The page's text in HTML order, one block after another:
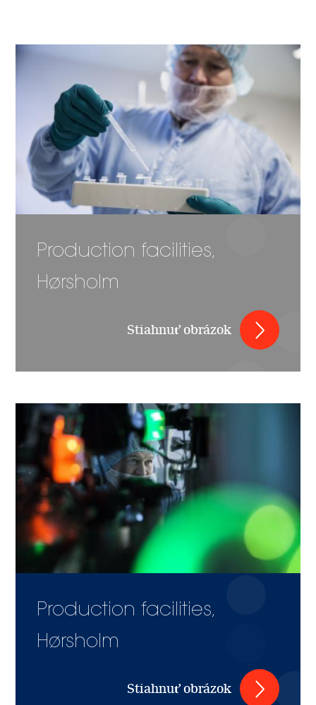
Production facilities,
Hørsholm
Stiahnuť obrázok
Image
Production facilities,
Hørsholm
Stiahnuť obrázok